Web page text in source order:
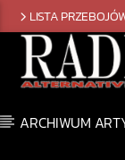
LISTA
ARCHIWUM